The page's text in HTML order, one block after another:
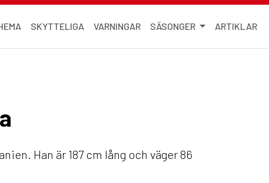
SKYTTELIGA VARNINGAR SÄSONGER ARTIKLAR
Han är 187 cm lång och väger 86